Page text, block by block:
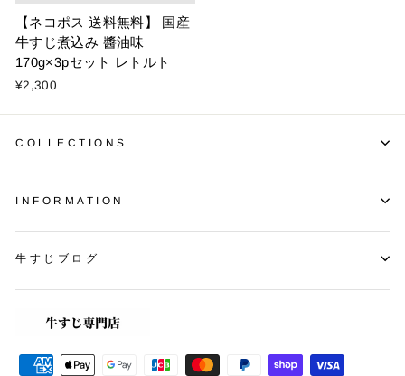
【ネコポス 送料無料】 国産
牛すじ煮込み 醬油味
170g×3pセット レトルト
¥2,300
COLLECTIONS
INFORMATION
牛すじブログ